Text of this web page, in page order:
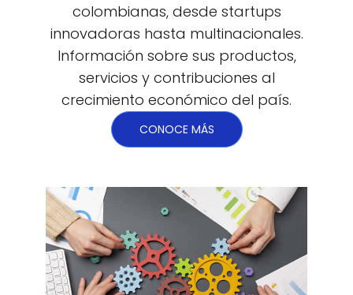
colombianas, desde startups
innovadoras hasta multinacionales.
Información sobre sus productos,
servicios y contribuciones al
crecimiento económico del país.
CONOCE MÁS